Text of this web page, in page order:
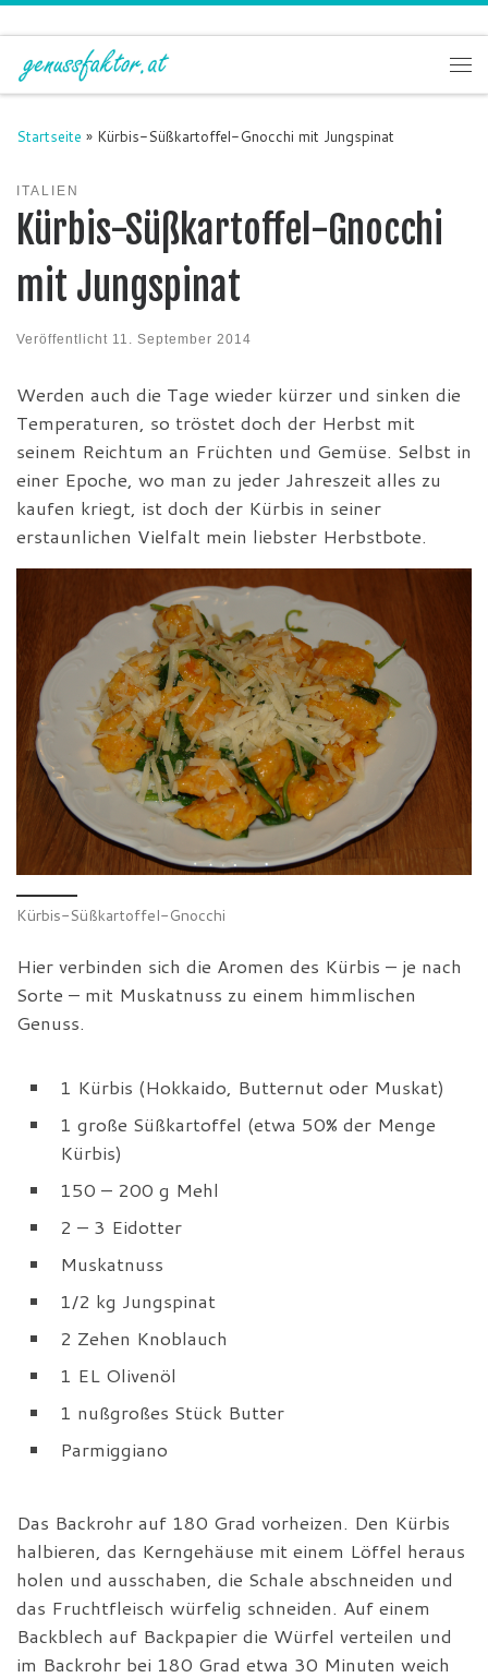
Zum Inhalt springen
Startseite » Kürbis-Süßkartoffel-Gnocchi mit Jungspinat
ITALIEN
Kürbis-Süßkartoffel-Gnocchi
mit Jungspinat
Veröffentlicht 11. September 2014
Werden auch die Tage wieder kürzer und sinken die
Temperaturen, so tröstet doch der Herbst mit
seinem Reichtum an Früchten und Gemüse. Selbst in
einer Epoche, wo man zu jeder Jahreszeit alles zu
kaufen kriegt, ist doch der Kürbis in seiner
erstaunlichen Vielfalt mein liebster Herbstbote.
Kürbis-Süßkartoffel-Gnocchi
Hier verbinden sich die Aromen des Kürbis – je nach
Sorte – mit Muskatnuss zu einem himmlischen
Genuss.
1 Kürbis (Hokkaido, Butternut oder Muskat)
1 große Süßkartoffel (etwa 50% der Menge
Kürbis)
150 – 200 g Mehl
2 – 3 Eidotter
Muskatnuss
1/2 kg Jungspinat
2 Zehen Knoblauch
1 EL Olivenöl
1 nußgroßes Stück Butter
Parmiggiano
Das Backrohr auf 180 Grad vorheizen. Den Kürbis
halbieren, das Kerngehäuse mit einem Löffel heraus
holen und ausschaben, die Schale abschneiden und
das Fruchtfleisch würfelig schneiden. Auf einem
Backblech auf Backpapier die Würfel verteilen und
im Backrohr bei 180 Grad etwa 30 Minuten weich